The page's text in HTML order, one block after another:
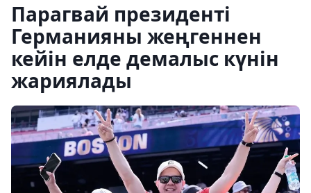
Парагвай президенті
Германияны жеңгеннен
кейін елде демалыс күнін
жариялады